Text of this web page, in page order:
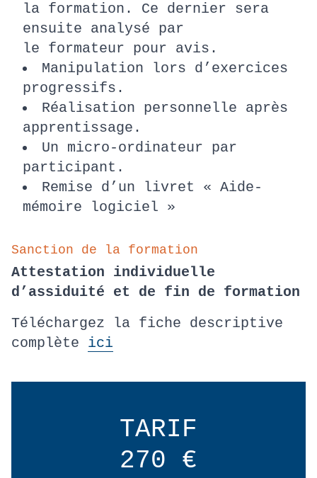
la formation. Ce dernier sera
ensuite analysé par
le formateur pour avis.
Manipulation lors d’exercices
progressifs.
Réalisation personnelle après
apprentissage.
Un micro-ordinateur par
participant.
Remise d’un livret « Aide-
mémoire logiciel »
Sanction de la formation
Attestation individuelle
d’assiduité et de fin de formation
Téléchargez la fiche descriptive
complète ici
TARIF
270 €